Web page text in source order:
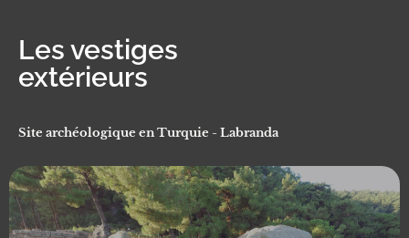
Les vestiges
extérieurs
Site archéologique en Turquie - Labranda